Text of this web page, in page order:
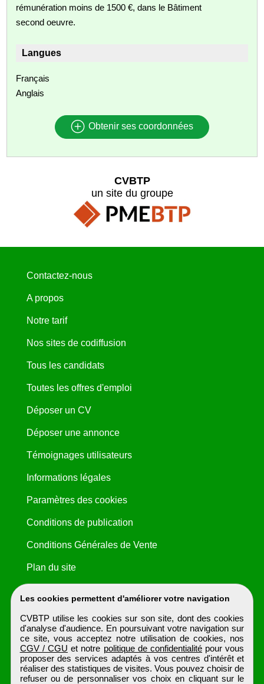
rémunération moins de 1500 €, dans le Bâtiment
second oeuvre.
Langues
Français
Anglais
Obtenir ses coordonnées
Les cookies permettent d'améliorer votre navigation
CVBTP utilise les cookies sur son site, dont des cookies
d'analyse d'audience. En poursuivant votre navigation sur
ce site, vous acceptez notre utilisation de cookies, nos
CGV / CGU et notre politique de confidentialité pour vous
proposer des services adaptés à vos centres d'intérêt et
réaliser des statistiques de visites. Vous pouvez choisir de
refuser ou de personnaliser vos choix en cliquant sur le
CVBTP
un site du groupe
Contactez-nous
A propos
Notre tarif
Nos sites de codiffusion
Tous les candidats
Toutes les offres d'emploi
Déposer un CV
Déposer une annonce
Témoignages utilisateurs
Informations légales
Paramètres des cookies
Conditions de publication
Conditions Générales de Vente
Plan du site